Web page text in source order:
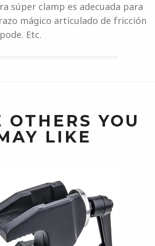
súper clamp es adecuada para
mágico articulado de fricción
Etc.
OTHERS YOU
LIKE